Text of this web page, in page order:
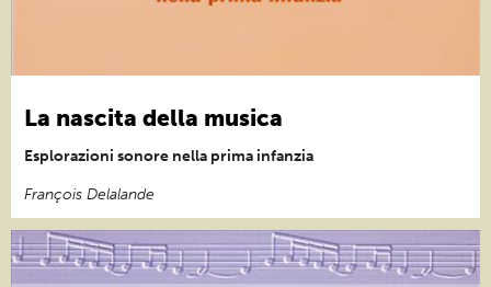
La nascita della musica
Esplorazioni sonore nella prima infanzia
François Delalande